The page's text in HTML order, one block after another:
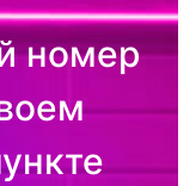
номер